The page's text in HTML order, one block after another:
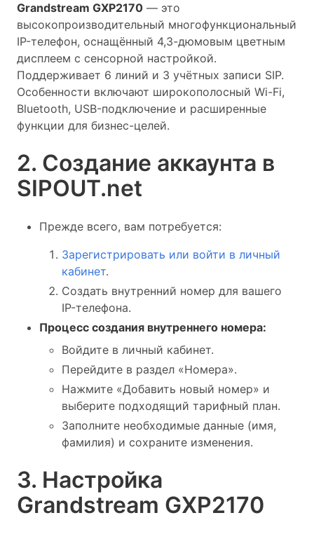
Grandstream GXP2170 — это
высокопроизводительный многофункциональный
IP-телефон, оснащённый 4,3-дюмовым цветным
дисплеем с сенсорной настройкой.
Поддерживает 6 линий и 3 учётных записи SIP.
Особенности включают широкополосный Wi-Fi,
Bluetooth, USB-подключение и расширенные
функции для бизнес-целей.
2. Создание аккаунта в
SIPOUT.net
Прежде всего, вам потребуется:
Зарегистрировать или войти в личный
кабинет.
Создать внутренний номер для вашего
IP-телефона.
Процесс создания внутреннего номера:
Войдите в личный кабинет.
Перейдите в раздел «Номера».
Нажмите «Добавить новый номер» и
выберите подходящий тарифный план.
Заполните необходимые данные (имя,
фамилия) и сохраните изменения.
3. Настройка
Grandstream GXP2170